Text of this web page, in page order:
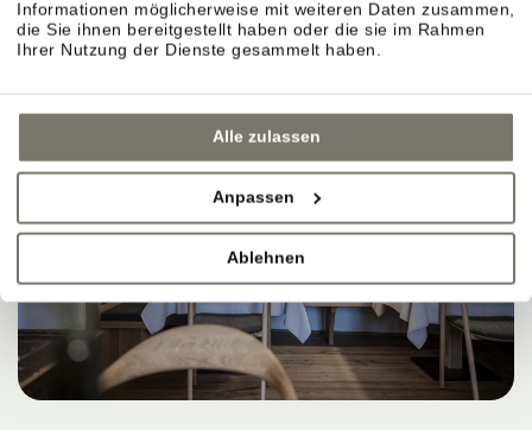
Informationen möglicherweise mit weiteren Daten zusammen,
die Sie ihnen bereitgestellt haben oder die sie im Rahmen
Ihrer Nutzung der Dienste gesammelt haben.
Alle zulassen
Anpassen
Ablehnen